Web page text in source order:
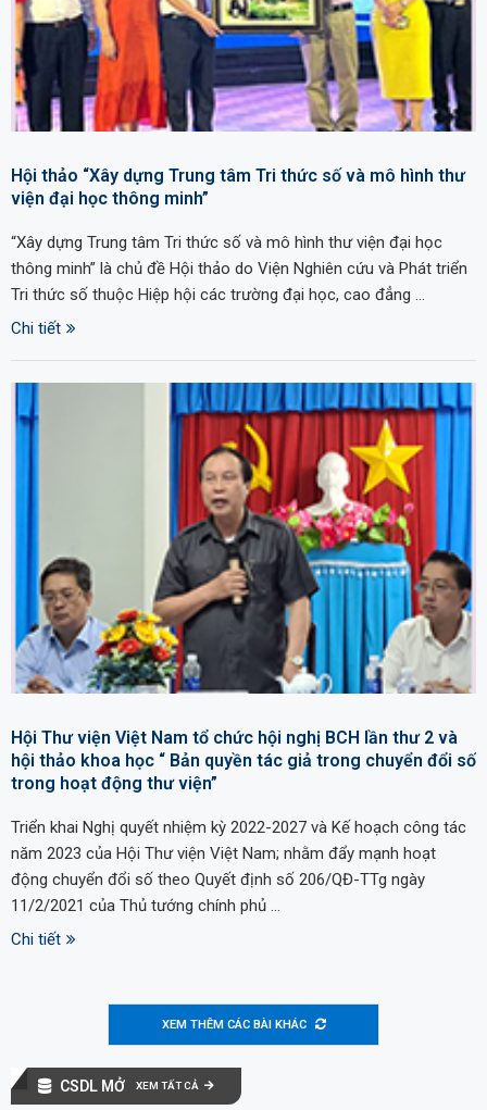
Hội thảo “Xây dựng Trung tâm Tri thức số và mô hình thư
viện đại học thông minh”
“Xây dựng Trung tâm Tri thức số và mô hình thư viện đại học
thông minh” là chủ đề Hội thảo do Viện Nghiên cứu và Phát triển
Tri thức số thuộc Hiệp hội các trường đại học, cao đẳng …
Chi tiết
Hội Thư viện Việt Nam tổ chức hội nghị BCH lần thư 2 và
hội thảo khoa học “ Bản quyền tác giả trong chuyển đổi số
trong hoạt động thư viện”
Triển khai Nghị quyết nhiệm kỳ 2022-2027 và Kế hoạch công tác
năm 2023 của Hội Thư viện Việt Nam; nhằm đẩy mạnh hoạt
động chuyển đổi số theo Quyết định số 206/QĐ-TTg ngày
11/2/2021 của Thủ tướng chính phủ …
Chi tiết
XEM THÊM CÁC BÀI KHÁC
CSDL MỞ XEM TẤT CẢ